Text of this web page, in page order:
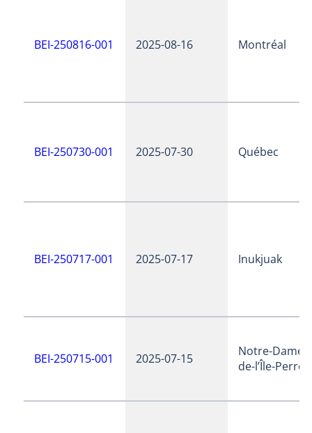
BEI-250816-001 2025-08-16 Montréal
BEI-250730-001 2025-07-30 Québec
BEI-250717-001 2025-07-17 Inukjuak
BEI-250715-001 2025-07-15
Notre-Dame-
de-l’Île-Perrot